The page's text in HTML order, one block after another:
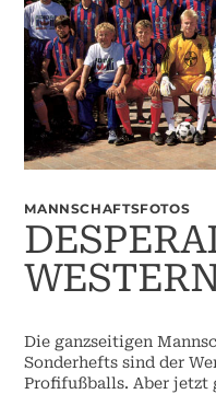
MANNSCHAFTSFOTOS
Die ganzseitigen
Sonderhefts sind der
Profifußballs. Aber jetzt